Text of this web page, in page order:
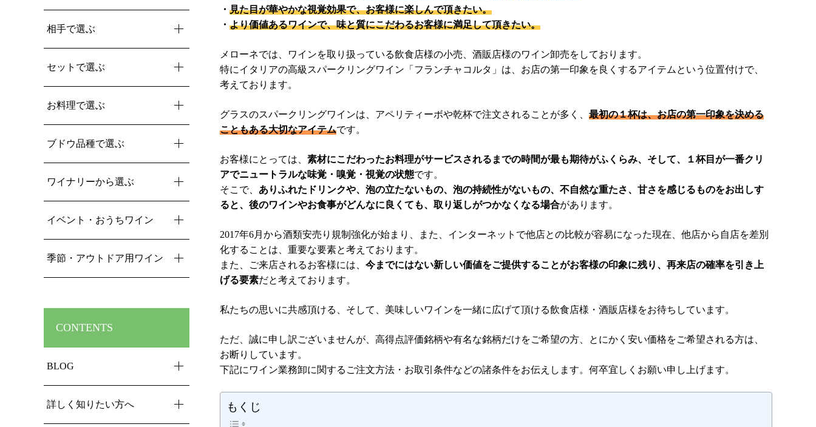
・ 見た目が華やかな視覚効果で、お客様に楽しんで頂きたい。
・ より価値あるワインで、味と質にこだわるお客様に満足して頂きたい。
メローネでは、ワインを取り扱っている飲食店様の小売、酒販店様のワイン卸売をしております。
特にイタリアの高級スパークリングワイン「フランチャコルタ」は、お店の第一印象を良くするアイテム という位置付けで、
考えております。
グラスのスパークリングワインは、アペリティーボや乾杯で注文されることが多く、 最初の１杯は、お店の第一印象を決める
こともある大切なアイテムです。
お客様にとっては、 素材にこだわったお料理がサービスされるまでの時間が最も期待がふくらみ、そして、１杯目が一番クリ
アでニュートラルな味覚・嗅覚・視覚の状態です。
そこで、 ありふれたドリンクや、泡の立たないもの、泡の持続性がないもの、不自然な重たさ、甘さを感じるものをお出しす
ると、後のワインやお食事がどんなに良くても、取り返しがつかなくなる場合があります。
2017年6月から酒類安売り規制強化が始まり、また、インターネットで他店との比較が容易になった現在、他店から自店を差別
化することは、重要な要素と考えております。
また、ご来店されるお客様には、 今までにはない新しい価値をご提供することがお客様の印象に残り、再来店の確率を引き上
げる要素だと考えております。
私たちの思いに共感頂ける、そして、美味しいワインを一緒に広げて頂ける飲食店様・酒販店様をお待ちしています。
ただ、 誠に申し訳ございませんが、高得点評価銘柄や有名な銘柄だけをご希望の方、とにかく安い価格をご希望される方は、
お断り しています。
下記にワイン業務卸に関するご注文方法・お取引条件などの諸条件をお伝えします。何卒宜しくお願い申し上げます。
もくじ
相手で選ぶ
セットで選ぶ
お料理で選ぶ
ブドウ品種で選ぶ
ワイナリーから選ぶ
イベント・おうちワイン
季節・アウトドア用ワイン
CONTENTS
BLOG
詳しく知りたい方へ